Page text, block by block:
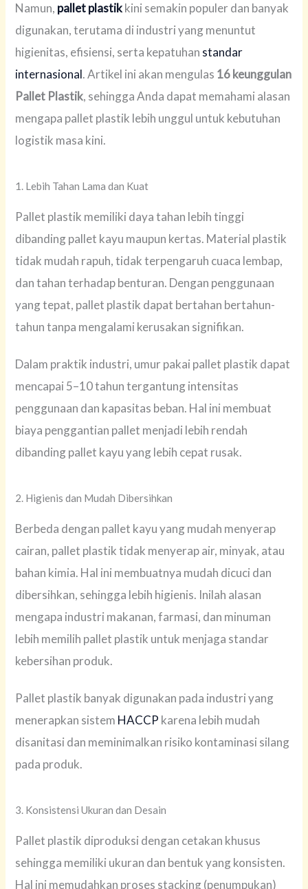
Namun, pallet plastikkini semakin populer dan banyak
digunakan, terutama di industri yang menuntut
higienitas, efisiensi, serta kepatuhan standar
internasional. Artikel ini akan mengulas 16 keunggulan
Pallet Plastik, sehingga Anda dapat memahami alasan
mengapa pallet plastik lebih unggul untuk kebutuhan
logistik masa kini.
1. Lebih Tahan Lama dan Kuat
Pallet plastik memiliki daya tahan lebih tinggi
dibanding pallet kayu maupun kertas. Material plastik
tidak mudah rapuh, tidak terpengaruh cuaca lembap,
dan tahan terhadap benturan. Dengan penggunaan
yang tepat, pallet plastik dapat bertahan bertahun-
tahun tanpa mengalami kerusakan signifikan.
Dalam praktik industri, umur pakai pallet plastik dapat
mencapai 5–10 tahun tergantung intensitas
penggunaan dan kapasitas beban. Hal ini membuat
biaya penggantian pallet menjadi lebih rendah
dibanding pallet kayu yang lebih cepat rusak.
2. Higienis dan Mudah Dibersihkan
Berbeda dengan pallet kayu yang mudah menyerap
cairan, pallet plastik tidak menyerap air, minyak, atau
bahan kimia. Hal ini membuatnya mudah dicuci dan
dibersihkan, sehingga lebih higienis. Inilah alasan
mengapa industri makanan, farmasi, dan minuman
lebih memilih pallet plastik untuk menjaga standar
kebersihan produk.
Pallet plastik banyak digunakan pada industri yang
menerapkan sistem HACCP karena lebih mudah
disanitasi dan meminimalkan risiko kontaminasi silang
pada produk.
3. Konsistensi Ukuran dan Desain
Pallet plastik diproduksi dengan cetakan khusus
sehingga memiliki ukuran dan bentuk yang konsisten.
Hal ini memudahkan proses stacking (penumpukan)